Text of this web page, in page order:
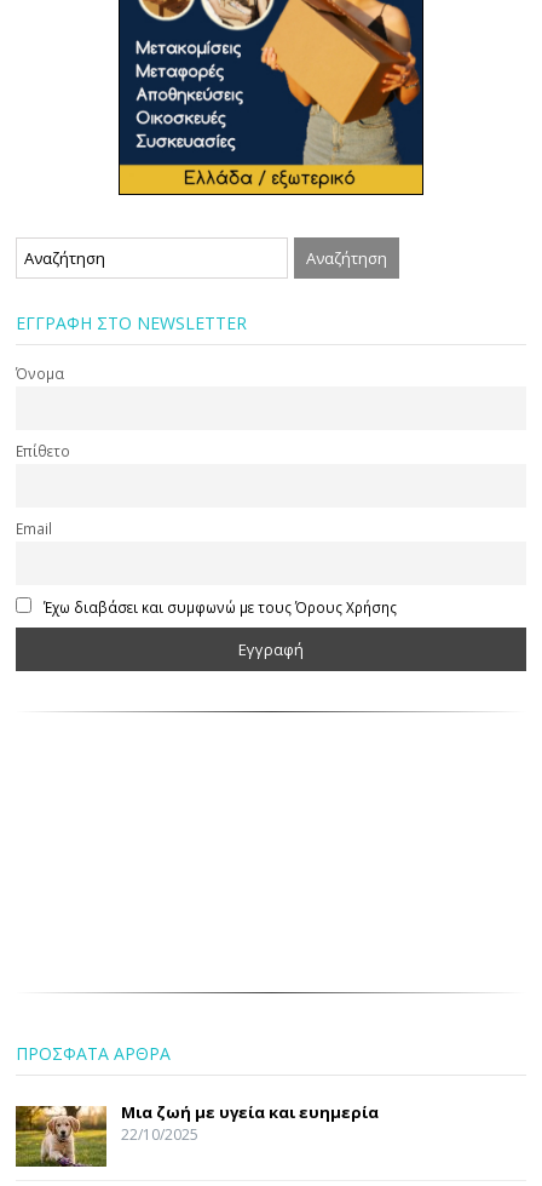
ΕΓΓΡΑΦΗ ΣΤΟ NEWSLETTER
Όνομα
Επίθετο
Email
Έχω διαβάσει και συμφωνώ με τους Όρους Χρήσης
ΠΡΟΣΦΑΤΑ ΑΡΘΡΑ
Μια ζωή με υγεία και ευημερία
22/10/2025